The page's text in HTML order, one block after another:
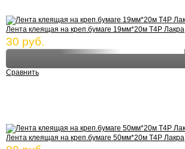
Лента клеящая на креп.бумаге 19мм*20м Т4Р Лакра
30 руб.
Сравнить
Лента клеящая на креп.бумаге 50мм*20м Т4Р Лакра